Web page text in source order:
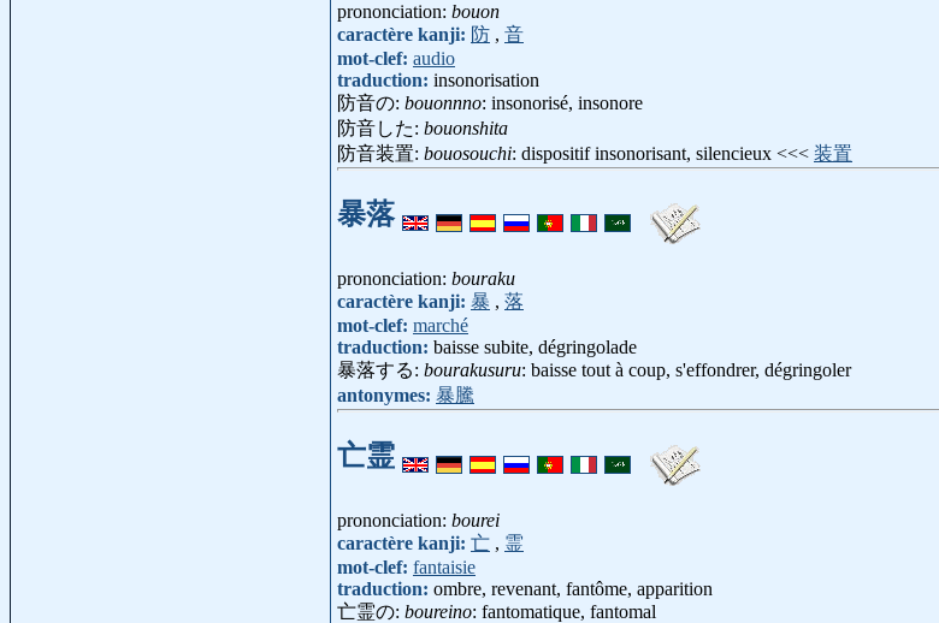
prononciation: bouon
caractère kanji: 防 , 音
mot-clef: audio
traduction: insonorisation
防音の: bouonnno: insonorisé, insonore
防音した: bouonshita
防音装置: bouosouchi: dispositif insonorisant, silencieux <<< 装置
暴落
prononciation: bouraku
caractère kanji: 暴 , 落
mot-clef: marché
traduction: baisse subite, dégringolade
暴落する: bourakusuru: baisse tout à coup, s'effondrer, dégringoler
antonymes: 暴騰
亡霊
prononciation: bourei
caractère kanji: 亡 , 霊
mot-clef: fantaisie
traduction: ombre, revenant, fantôme, apparition
亡霊の: boureino: fantomatique, fantomal